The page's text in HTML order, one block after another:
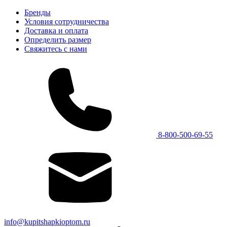
Бренды
Условия сотрудничества
Доставка и оплата
Определить размер
Свяжитесь с нами
8-800-500-69-55
info@kupitshapkioptom.ru